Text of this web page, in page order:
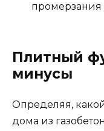
промерзания
Плитный
минусы
Определяя,
дома из